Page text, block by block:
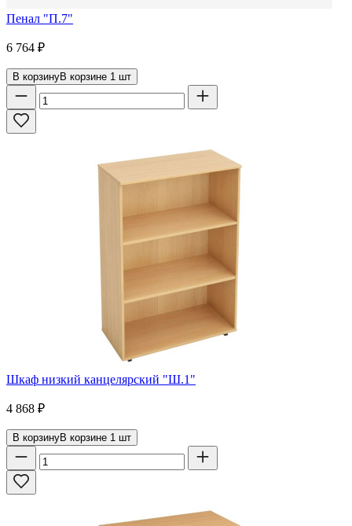
Пенал "П.7"
6 764 ₽
В корзинуВ корзине 1 шт
Шкаф низкий канцелярский "Ш.1"
4 868 ₽
В корзинуВ корзине 1 шт